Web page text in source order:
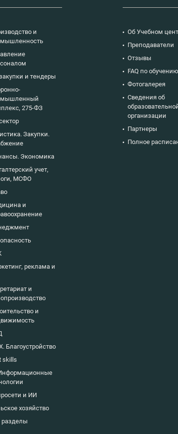
и
и тендеры
275-ФЗ
Закупки.
Экономика
учет,
МСФО
и
реклама и
и
и
Благоустройство
skills
и ИИ
хозяйство
разделы
Об Учебном
Преподаватели
Отзывы
FAQ по обучению
Фотогалерея
Сведения об
организации
Партнеры
Полное